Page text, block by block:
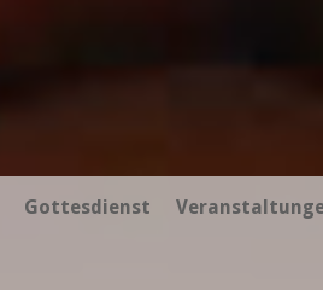
Gottesdienst